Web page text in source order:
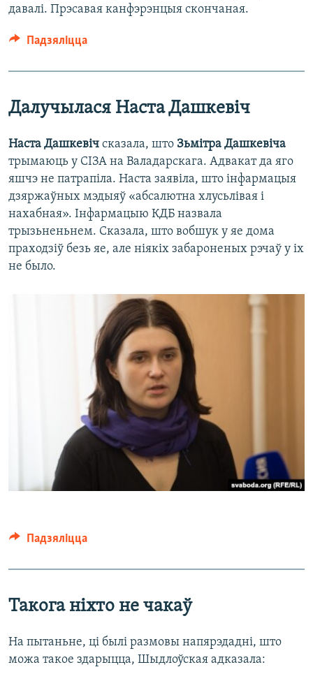
давалі. Прэсавая канфэрэнцыя скончаная.
Падзяліцца
Далучылася Наста Дашкевіч
Наста Дашкевіч сказала, што Зьмітра Дашкевіча
трымаюць у СІЗА на Валадарскага. Адвакат да яго
яшчэ не патрапіла. Наста заявіла, што інфармацыя
дзяржаўных мэдыяў «абсалютна хлусьлівая і
нахабная». Інфармацыю КДБ назвала
трызьненьнем. Сказала, што вобшук у яе дома
праходзіў безь яе, але ніякіх забароненых рэчаў у іх
не было.
Падзяліцца
Такога ніхто не чакаў
На пытаньне, ці былі размовы напярэдадні, што
можа такое здарыцца, Шыдлоўская адказала: